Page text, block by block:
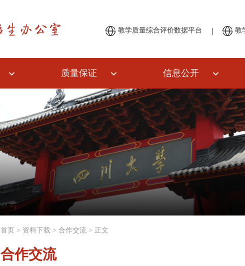
教学质量综合评价数据平台 | 教
质量保证 信息公开
首页 > 资料下载 > 合作交流 > 正文
合作交流